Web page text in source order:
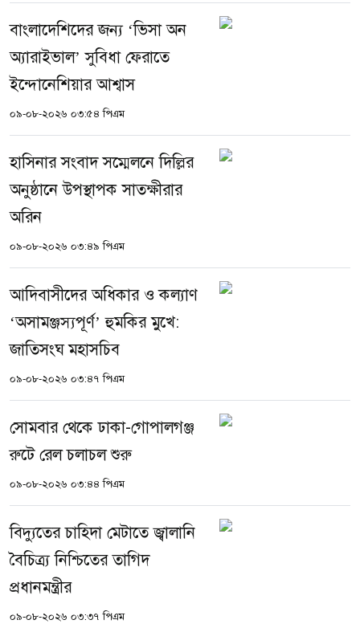
বাংলাদেশিদের জন্য ‘ভিসা অন
অ্যারাইভাল’ সুবিধা ফেরাতে
ইন্দোনেশিয়ার আশ্বাস
০৯-০৮-২০২৬ ০৩:৫৪ পিএম
হাসিনার সংবাদ সম্মেলনে দিল্লির
অনুষ্ঠানে উপস্থাপক সাতক্ষীরার
অরিন
০৯-০৮-২০২৬ ০৩:৪৯ পিএম
আদিবাসীদের অধিকার ও কল্যাণ
‘অসামঞ্জস্যপূর্ণ’ হুমকির মুখে:
জাতিসংঘ মহাসচিব
০৯-০৮-২০২৬ ০৩:৪৭ পিএম
সোমবার থেকে ঢাকা-গোপালগঞ্জ
রুটে রেল চলাচল শুরু
০৯-০৮-২০২৬ ০৩:৪৪ পিএম
বিদ্যুতের চাহিদা মেটাতে জ্বালানি
বৈচিত্র্য নিশ্চিতের তাগিদ
প্রধানমন্ত্রীর
০৯-০৮-২০২৬ ০৩:৩৭ পিএম